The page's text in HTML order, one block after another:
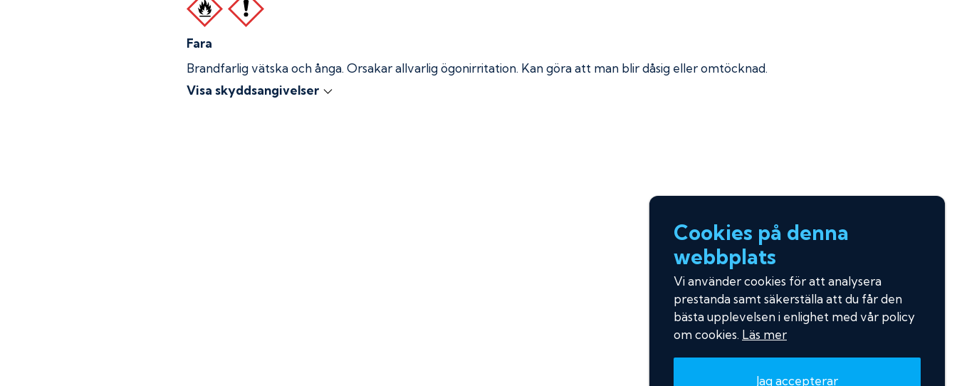
Fara
Brandfarlig vätska och ånga. Orsakar allvarlig ögonirritation. Kan göra att man blir dåsig eller omtöcknad.
Visa skyddsangivelser
Cookies på denna
webbplats
Vi använder cookies för att analysera
prestanda samt säkerställa att du får den
bästa upplevelsen i enlighet med vår policy
om cookies. Läs mer
Jag accepterar